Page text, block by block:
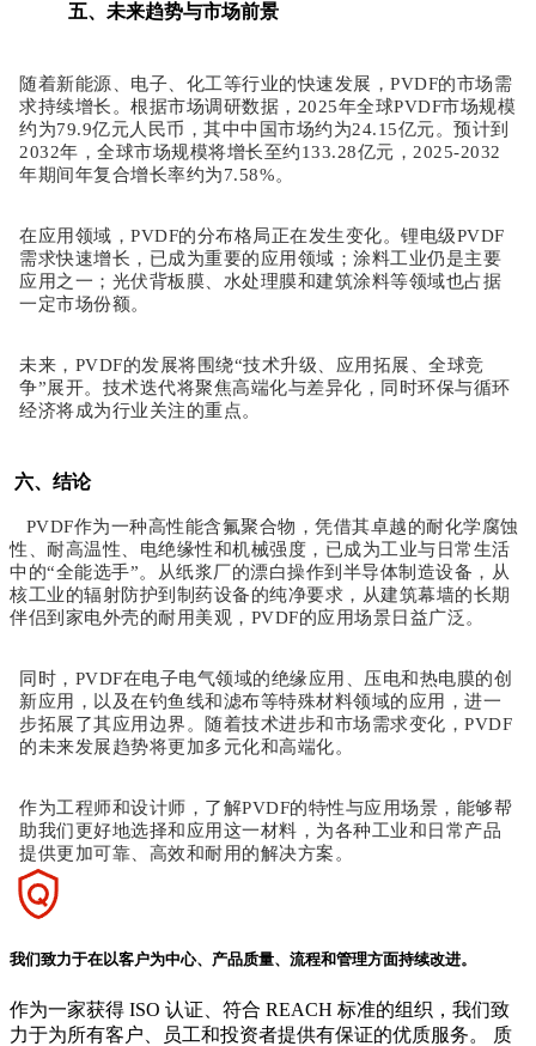
五、未来趋势与市场前景
随着新能源、电子、化工等行业的快速发展， PVDF的市场需
求持续增长。根据市场调研数据，2025年全球PVDF市场规模
约为79.9亿元人民币，其中中国市场约为24.15亿元。预计到
2032年，全球市场规模将增长至约133.28亿元，2025-2032
年期间年复合增长率约为7.58%。
在应用领域， PVDF的分布格局正在发生变化。锂电级PVDF
需求快速增长，已成为重要的应用领域；涂料工业仍是主要
应用之一；光伏背板膜、水处理膜和建筑涂料等领域也占据
一定市场份额。
未来， PVDF的发展将围绕“技术升级、应用拓展、全球竞
争”展开。技术迭代将聚焦高端化与差异化，同时环保与循环
经济将成为行业关注的重点。
六、结论
PVDF作为一种高性能含氟聚合物，凭借其卓越的耐化学腐蚀
性、耐高温性、电绝缘性和机械强度，已成为工业与日常生活
中的“全能选手”。从纸浆厂的漂白操作到半导体制造设备，从
核工业的辐射防护到制药设备的纯净要求，从建筑幕墙的长期
伴侣到家电外壳的耐用美观，PVDF的应用场景日益广泛。
同时， PVDF在电子电气领域的绝缘应用、压电和热电膜的创
新应用，以及在钓鱼线和滤布等特殊材料领域的应用，进一
步拓展了其应用边界。随着技术进步和市场需求变化，PVDF
的未来发展趋势将更加多元化和高端化。
作为工程师和设计师，了解PVDF的特性与应用场景，能够帮
助我们更好地选择和应用这一材料，为各种工业和日常产品
提供更加可靠、高效和耐用的解决方案。
我们致力于在以客户为中心、产品质量、流程和管理方面持续改进。
作为一家获得 ISO 认证、符合 REACH 标准的组织，我们致
力于为所有客户、员工和投资者提供有保证的优质服务。 质